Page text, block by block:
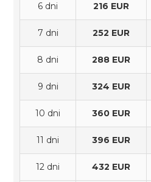
6 dni 216 EUR
7 dni 252 EUR
8 dni 288 EUR
9 dni 324 EUR
10 dni 360 EUR
11 dni 396 EUR
12 dni 432 EUR